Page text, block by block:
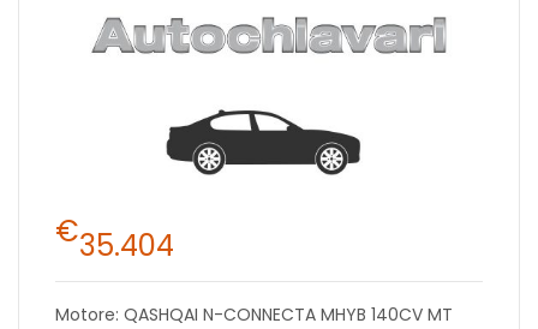
€35.404
Motore: QASHQAI N-CONNECTA MHYB 140CV MT